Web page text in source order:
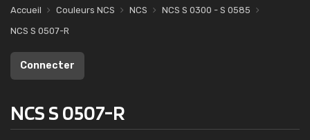
Accueil Couleurs NCS NCS
NCS S 0300 - S 0585
NCS S 0507-R
Connecter
NCS S 0507-R